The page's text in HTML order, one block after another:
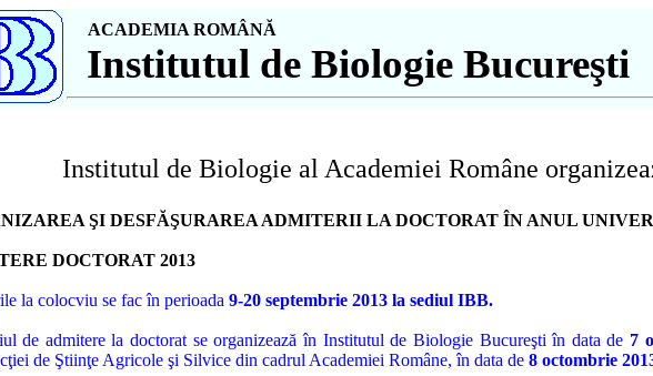
ACADEMIA ROMÂNĂ
Institutul de Biologie Bucureşti
Institutul de Biologie al Academiei Române
ŞI DESFĂŞURAREA ADMITERII LA DOCTORAT ÎN ANUL
DOCTORAT 2013
la colocviu se fac în perioada 9-20 septembrie2013 la sediul IBB.
de admitere la doctorat se organizează în Institutul de Biologie Bucureşti în data de 7
de Ştiinţe Agricole şi Silvice din cadrul Academiei Române, în data de 8 octombrie201